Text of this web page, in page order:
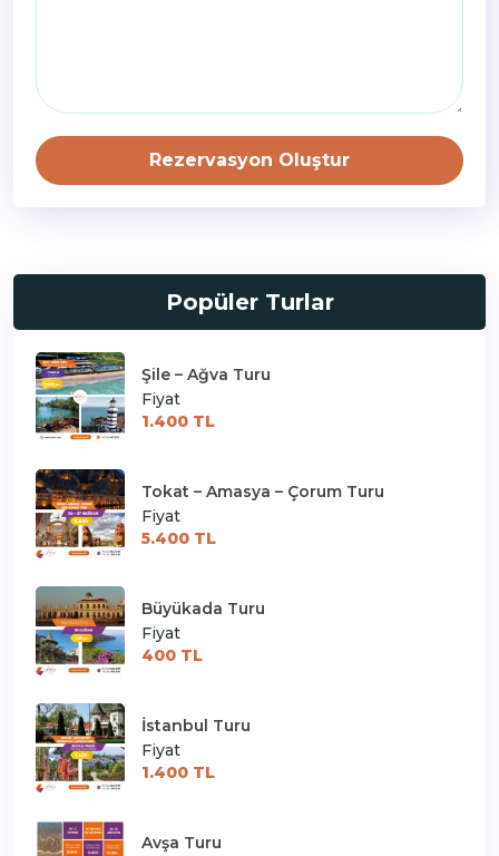
Rezervasyon Oluştur
Popüler Turlar
Şile – Ağva Turu
Fiyat
1.400 TL
Tokat – Amasya – Çorum Turu
Fiyat
5.400 TL
Büyükada Turu
Fiyat
400 TL
İstanbul Turu
Fiyat
1.400 TL
Avşa Turu